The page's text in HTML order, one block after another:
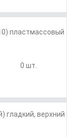
пластмассовый
0 шт.
гладкий, верхний